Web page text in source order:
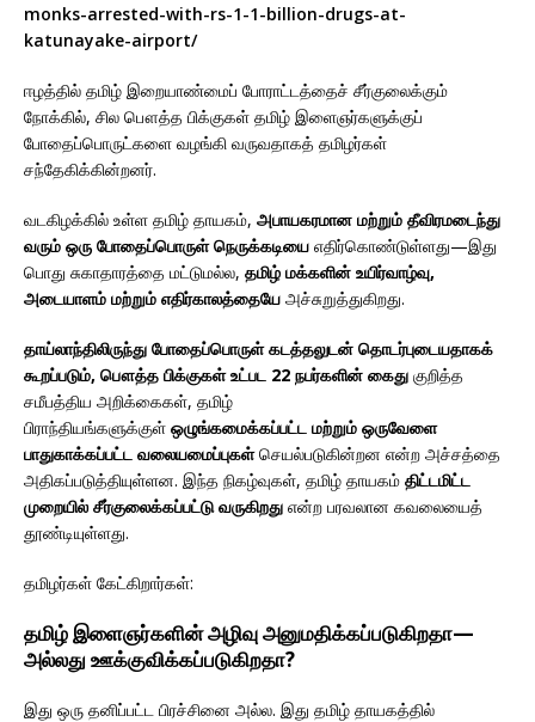
monks-arrested-with-rs-1-1-billion-drugs-at-
katunayake-airport/
ஈழத்தில் தமிழ் இறையாண்மைப் போராட்டத்தைச் சீர்குலைக்கும்
நோக்கில், சில பௌத்த பிக்குகள் தமிழ் இளைஞர்களுக்குப்
போதைப்பொருட்களை வழங்கி வருவதாகத் தமிழர்கள்
சந்தேகிக்கின்றனர்.
வடகிழக்கில் உள்ள தமிழ் தாயகம், அபாயகரமான மற்றும் தீவிரமடைந்து
வரும் ஒரு போதைப்பொருள் நெருக்கடியை எதிர்கொண்டுள்ளது—இது
பொது சுகாதாரத்தை மட்டுமல்ல, தமிழ் மக்களின் உயிர்வாழ்வு,
அடையாளம் மற்றும் எதிர்காலத்தையே அச்சுறுத்துகிறது.
தாய்லாந்திலிருந்து போதைப்பொருள் கடத்தலுடன் தொடர்புடையதாகக்
கூறப்படும், பௌத்த பிக்குகள் உட்பட 22 நபர்களின் கைது குறித்த
சமீபத்திய அறிக்கைகள், தமிழ்
பிராந்தியங்களுக்குள் ஒழுங்கமைக்கப்பட்ட மற்றும் ஒருவேளை
பாதுகாக்கப்பட்ட வலையமைப்புகள்செயல்படுகின்றன என்ற அச்சத்தை
அதிகப்படுத்தியுள்ளன. இந்த நிகழ்வுகள், தமிழ் தாயகம் திட்டமிட்ட
முறையில் சீர்குலைக்கப்பட்டு வருகிறது என்ற பரவலான கவலையைத்
தூண்டியுள்ளது.
தமிழர்கள் கேட்கிறார்கள்:
தமிழ் இளைஞர்களின் அழிவு அனுமதிக்கப்படுகிறதா—
அல்லது ஊக்குவிக்கப்படுகிறதா?
இது ஒரு தனிப்பட்ட பிரச்சினை அல்ல. இது தமிழ் தாயகத்தில்